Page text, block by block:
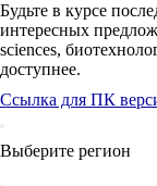
Будьте в курсе
интересных
sciences,
доступнее.
Ссылка для ПК
Выберите регион